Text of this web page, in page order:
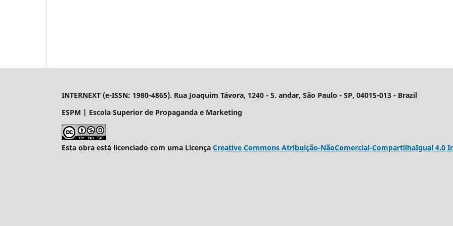
INTERNEXT (e-ISSN: 1980-4865). Rua Joaquim Távora, 1240 - 5. andar, São Paulo - SP, 04015-013 - Brazil
ESPM | Escola Superior de Propaganda e Marketing
Esta obra está licenciado com uma Licença Creative Commons Atribuição-NãoComercial-CompartilhaIgual 4.0